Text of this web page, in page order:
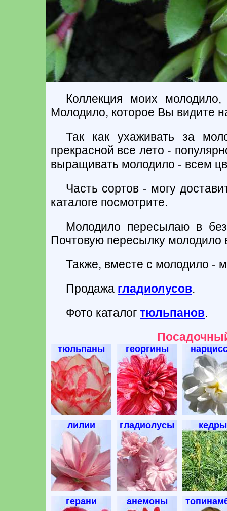
Коллекция моих
Молодило, которое Вы видите
Так как ухаживать за
прекрасной все лето -
выращивать молодило - всем
Часть сортов - могу
каталоге посмотрите.
Молодило пересылаю в
Почтовую пересылку молодило
Также, вместе с молодило -
Продажа гладиолусов.
Фото каталог тюльпанов.
тюльпаны георгины
лилии гладиолусы кедры
герани анемоны